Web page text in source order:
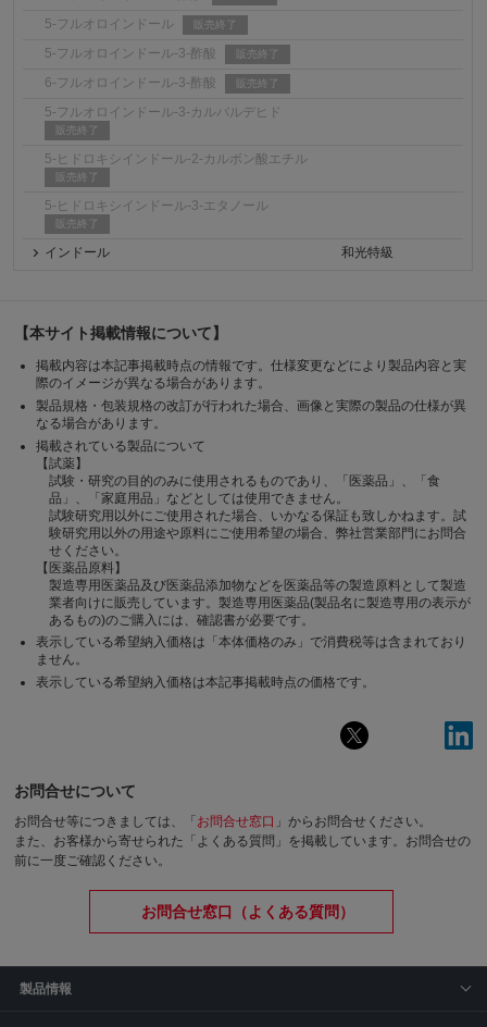
5-フルオロインドール 販売終了
5-フルオロインドール-3-酢酸 販売終了
6-フルオロインドール-3-酢酸 販売終了
5-フルオロインドール-3-カルバルデヒド
販売終了
5-ヒドロキシインドール-2-カルボン酸エチル
販売終了
5-ヒドロキシインドール-3-エタノール
販売終了
インドール 和光特級
【本サイト掲載情報について】
掲載内容は本記事掲載時点の情報です。仕様変更などにより製品内容と実
際のイメージが異なる場合があります。
製品規格・包装規格の改訂が行われた場合、画像と実際の製品の仕様が異
なる場合があります。
掲載されている製品について
【試薬】
試験・研究の目的のみに使用されるものであり、「医薬品」、「食
品」、「家庭用品」などとしては使用できません。
試験研究用以外にご使用された場合、いかなる保証も致しかねます。試
験研究用以外の用途や原料にご使用希望の場合、弊社営業部門にお問合
せください。
【医薬品原料】
製造専用医薬品及び医薬品添加物などを医薬品等の製造原料として製造
業者向けに販売しています。製造専用医薬品(製品名に製造専用の表示が
あるもの)のご購入には、確認書が必要です。
表示している希望納入価格は「本体価格のみ」で消費税等は含まれており
ません。
表示している希望納入価格は本記事掲載時点の価格です。
お問合せについて
お問合せ等につきましては、「 お問合せ窓口 」からお問合せください。
また、お客様から寄せられた「よくある質問」を掲載しています。お問合せの
前に一度ご確認ください。
お問合せ窓口（よくある質問）
製品情報